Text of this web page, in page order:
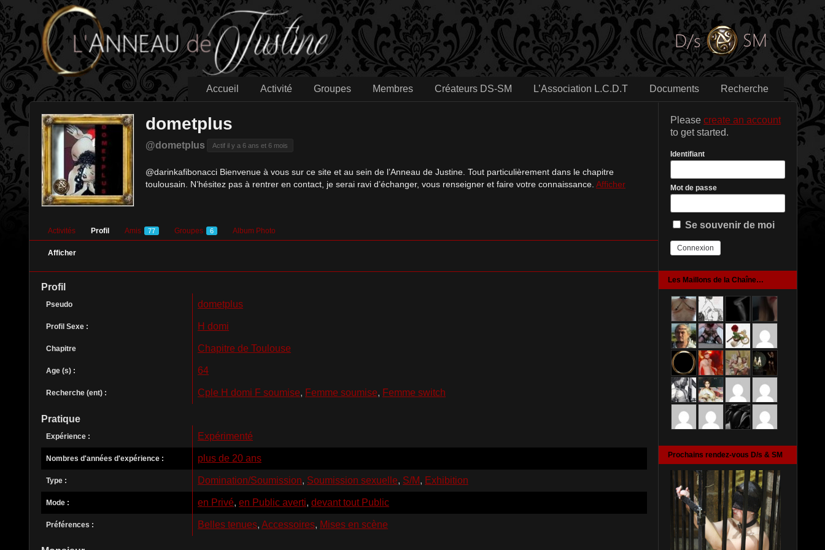
Accueil Activité Groupes Membres Créateurs DS-SM L’Association L.C.D.T Documents Recherche
dometplus
@dometplus Actif il y a 6 ans et 6 mois
@darinkafibonacci Bienvenue à vous sur ce site et au sein de l’Anneau de Justine. Tout particulièrement dans le chapitre
toulousain. N’hésitez pas à rentrer en contact, je serai ravi d’échanger, vous renseigner et faire votre connaissance. Afficher
Activités Profil Amis 77 Groupes 6 Album Photo
Afficher
Profil
Pseudo dometplus
Profil Sexe : H domi
Chapitre Chapitre de Toulouse
Age (s) : 64
Recherche (ent) : Cple H domi F soumise, Femme soumise, Femme switch
Pratique
Expérience : Expérimenté
Nombres d'années d'expérience : plus de 20 ans
Type : Domination/Soumission, Soumission sexuelle, S/M, Exhibition
Mode : en Privé, en Public averti, devant tout Public
Préférences : Belles tenues, Accessoires, Mises en scène
Please create an account
to get started.
Identifiant
Mot de passe
Se souvenir de moi
Les Maillons de la Chaîne…
Prochains rendez-vous D/s & SM